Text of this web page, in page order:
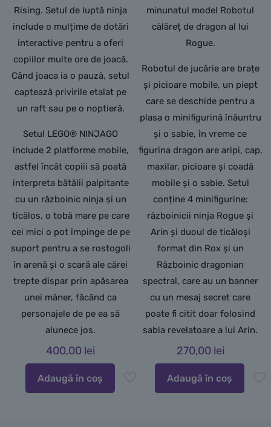
Rising. Setul de luptă ninja
include o mulțime de dotări
interactive pentru a oferi
copiilor multe ore de joacă.
Când joaca ia o pauză, setul
captează privirile etalat pe
un raft sau pe o noptieră.
Setul LEGO® NINJAGO
include 2 platforme mobile,
astfel încât copiii să poată
interpreta bătălii palpitante
cu un războinic ninja și un
ticălos, o tobă mare pe care
cei mici o pot împinge de pe
suport pentru a se rostogoli
în arenă și o scară ale cărei
trepte dispar prin apăsarea
unei mâner, făcând ca
personajele de pe ea să
alunece jos.
400,00 lei
Adaugă în coș
minunatul model Robotul
călăreț de dragon al lui
Rogue.
Robotul de jucărie are brațe
și picioare mobile, un piept
care se deschide pentru a
plasa o minifigurină înăuntru
și o sabie, în vreme ce
figurina dragon are aripi, cap,
maxilar, picioare și coadă
mobile și o sabie. Setul
conține 4 minifigurine:
războinicii ninja Rogue și
Arin și duoul de ticăloși
format din Rox și un
Războinic dragonian
spectral, care au un banner
cu un mesaj secret care
poate fi citit doar folosind
sabia revelatoare a lui Arin.
270,00 lei
Adaugă în coș